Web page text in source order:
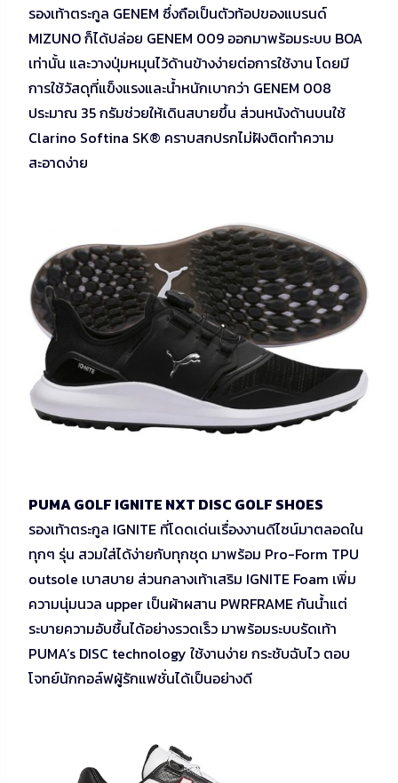
รองเท้าตระกูล GENEM ซึ่งถือเป็นตัวท้อปของแบรนด์
MIZUNO ก็ได้ปล่อย GENEM 009 ออกมาพร้อมระบบ BOA
เท่านั้น และวางปุ่มหมุนไว้ด้านข้างง่ายต่อการใช้งาน โดยมี
การใช้วัสดุที่แข็งแรงและน้ำหนักเบากว่า GENEM 008
ประมาณ 35 กรัมช่วยให้เดินสบายขึ้น ส่วนหนังด้านบนใช้
Clarino Softina SK® คราบสกปรกไม่ฝังติดทำความ
สะอาดง่าย
PUMA GOLF IGNITE NXT DISC GOLF SHOES
รองเท้าตระกูล IGNITE ที่โดดเด่นเรื่องงานดีไซน์มาตลอดใน
ทุกๆ รุ่น สวมใส่ได้ง่ายกับทุกชุด มาพร้อม Pro-Form TPU
outsole เบาสบาย ส่วนกลางเท้าเสริม IGNITE Foam เพิ่ม
ความนุ่มนวล upper เป็นผ้าผสาน PWRFRAME กันน้ำแต่
ระบายความอับชื้นได้อย่างรวดเร็ว มาพร้อมระบบรัดเท้า
PUMA’s DISC technology ใช้งานง่าย กระชับฉับไว ตอบ
โจทย์นักกอล์ฟผู้รักแฟชั่นได้เป็นอย่างดี